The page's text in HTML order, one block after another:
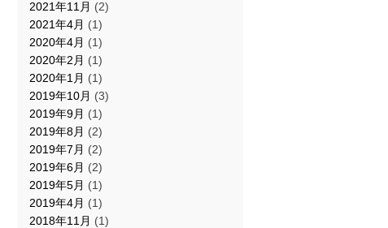
2021年11月 (2)
2021年4月 (1)
2020年4月 (1)
2020年2月 (1)
2020年1月 (1)
2019年10月 (3)
2019年9月 (1)
2019年8月 (2)
2019年7月 (2)
2019年6月 (2)
2019年5月 (1)
2019年4月 (1)
2018年11月 (1)